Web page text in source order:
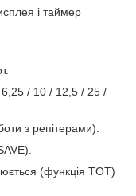
і таймер
.
6,25 / 10 / 12,5 / 25 /
з репітерами).
(функція TOT)